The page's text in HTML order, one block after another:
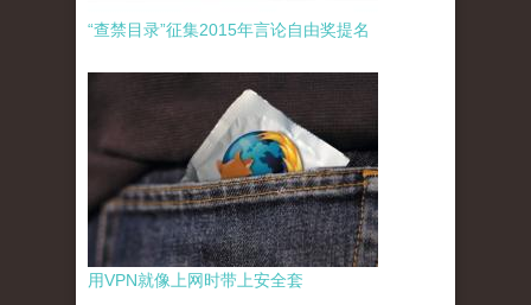
“查禁目录”征集2015年言论自由奖提名
用VPN就像上网时带上安全套